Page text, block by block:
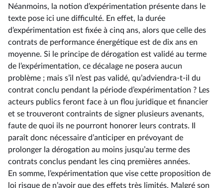
Néanmoins, la notion d’expérimentation présente dans le
texte pose ici une difficulté. En effet, la durée
d’expérimentation est fixée à cinq ans, alors que celle des
contrats de performance énergétique est de dix ans en
moyenne. Si le principe de dérogation est validé au terme
de l’expérimentation, ce décalage ne posera aucun
problème ; mais s’il n’est pas validé, qu’adviendra-t-il du
contrat conclu pendant la période d’expérimentation ? Les
acteurs publics feront face à un flou juridique et financier
et se trouveront contraints de signer plusieurs avenants,
faute de quoi ils ne pourront honorer leurs contrats. Il
paraît donc nécessaire d’anticiper en prévoyant de
prolonger la dérogation au moins jusqu’au terme des
contrats conclus pendant les cinq premières années.
En somme, l’expérimentation que vise cette proposition de
loi risque de n’avoir que des effets très limités. Malgré son